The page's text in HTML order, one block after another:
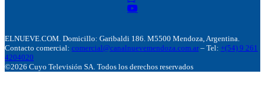
ELNUEVE.COM. Domicillo: Garibaldi 186. M5500 Mendoza, Argentina.
Contacto comercial: comercial@canalnuevemendoza.com.ar – Tel: +(54) 9 261
4204020
©2026 Cuyo Televisión SA. Todos los derechos reservados